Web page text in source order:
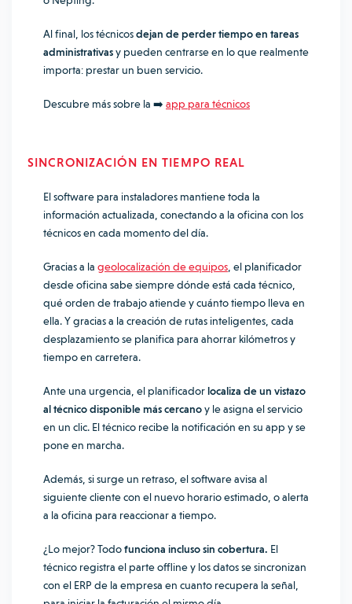
Al final, los técnicosdejan de perder tiempo en tareas
administrativasy pueden centrarse en lo que realmente
importa: prestar un buen servicio.
Descubre más sobre la ➡️ app para técnicos
SINCRONIZACIÓN EN TIEMPO REAL
El software para instaladores mantiene toda la
información actualizada, conectando a la oficina con los
técnicos en cada momento del día.
Gracias a la geolocalización de equipos , el planificador
desde oficina sabe siempre dónde está cada técnico,
qué orden de trabajo atiende y cuánto tiempo lleva en
ella. Y gracias a la creación de rutas inteligentes, cada
desplazamiento se planifica para ahorrar kilómetros y
tiempo en carretera.
Ante una urgencia, el planificadorlocaliza de un vistazo
al técnico disponible más cercanoy le asigna el servicio
en un clic. El técnico recibe la notificación en su app y se
pone en marcha.
Además, si surge un retraso, el software avisa al
siguiente cliente con el nuevo horario estimado, o alerta
a la oficina para reaccionar a tiempo.
¿Lo mejor? Todofunciona incluso sin cobertura. El
técnico registra el parte offline y los datos se sincronizan
con el ERP de la empresa en cuanto recupera la señal,